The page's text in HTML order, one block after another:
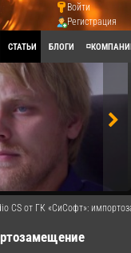
Войти
Регистрация
СТАТЬИ БЛОГИ
CS от ГК «СиСофт»: